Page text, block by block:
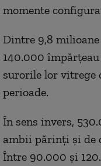
momente
Dintre 9,8
140.000
surorile lor vitrege
perioade.
În sens invers,
ambii părinţi şi de
Între 90.000 şi